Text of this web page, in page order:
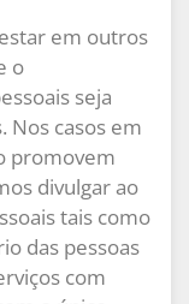
em outros
o
seja
Nos casos em
promovem
divulgar ao
tais como
das pessoas
com